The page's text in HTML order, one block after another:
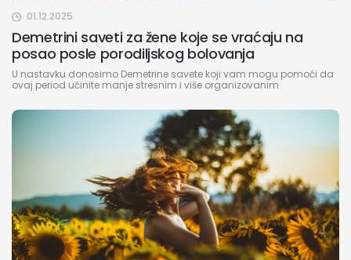
01.12.2025
Demetrini saveti za žene koje se vraćaju na
posao posle porodiljskog bolovanja
U nastavku donosimo Demetrine savete koji vam mogu pomoći da
ovaj period učinite manje stresnim i više organizovanim.